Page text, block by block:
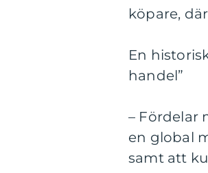
köpare,
En
handel”
– Fördelar
en global
samt att